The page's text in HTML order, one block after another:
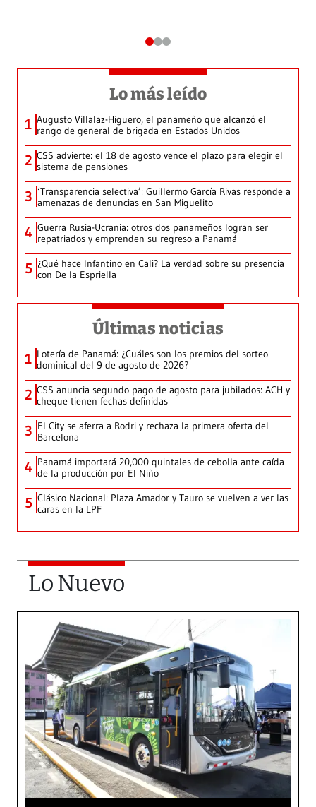
Lo más leído
1 Augusto Villalaz-Higuero, el panameño que alcanzó el
rango de general de brigada en Estados Unidos
2 CSS advierte: el 18 de agosto vence el plazo para elegir el
sistema de pensiones
3 ‘Transparencia selectiva’: Guillermo García Rivas responde a
amenazas de denuncias en San Miguelito
4 Guerra Rusia-Ucrania: otros dos panameños logran ser
repatriados y emprenden su regreso a Panamá
5 ¿Qué hace Infantino en Cali? La verdad sobre su presencia
con De la Espriella
Últimas noticias
1 Lotería de Panamá: ¿Cuáles son los premios del sorteo
dominical del 9 de agosto de 2026?
2 CSS anuncia segundo pago de agosto para jubilados: ACH y
cheque tienen fechas definidas
3 El City se aferra a Rodri y rechaza la primera oferta del
Barcelona
4 Panamá importará 20,000 quintales de cebolla ante caída
de la producción por El Niño
5 Clásico Nacional: Plaza Amador y Tauro se vuelven a ver las
caras en la LPF
Lo Nuevo